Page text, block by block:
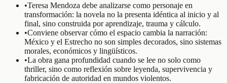
•Teresa Mendoza debe analizarse como personaje en
transformación: la novela no la presenta idéntica al inicio y al
final, sino construida por aprendizaje, trauma y cálculo.
•Conviene observar cómo el espacio cambia la narración:
México y el Estrecho no son simples decorados, sino sistemas
morales, económicos y lingüísticos.
•La obra gana profundidad cuando se lee no solo como
thriller, sino como reflexión sobre leyenda, supervivencia y
fabricación de autoridad en mundos violentos.